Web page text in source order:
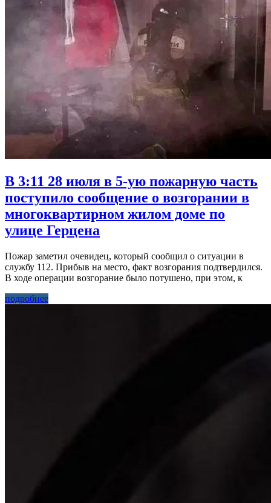
В 3:11 28 июля в 5-ую пожарную часть
поступило сообщение о возгорании в
многоквартирном жилом доме по
улице Герцена
Пожар заметил очевидец, который сообщил о ситуации в
службу 112. Прибыв на место, факт возгорания подтвердился.
В ходе операции возгорание было потушено, при этом, к
подробнее